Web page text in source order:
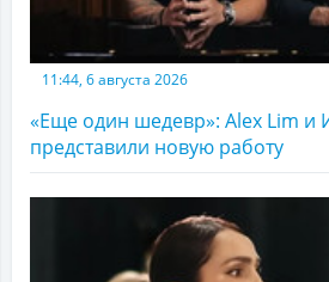
11:44, 6 августа 2026
«Еще один шедевр»: Alex Lim и
представили новую работу